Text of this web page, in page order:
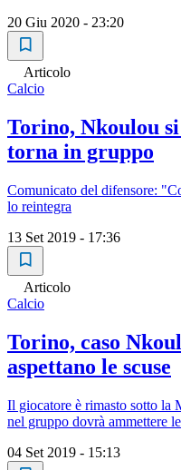
20 Giu 2020 - 23:20
Articolo
Calcio
Torino, Nkoulou
torna in gruppo
Comunicato del difensore:
lo reintegra
13 Set 2019 - 17:36
Articolo
Calcio
Torino, caso
aspettano le scuse
Il giocatore è rimasto sotto la
nel gruppo dovrà ammettere
04 Set 2019 - 15:13